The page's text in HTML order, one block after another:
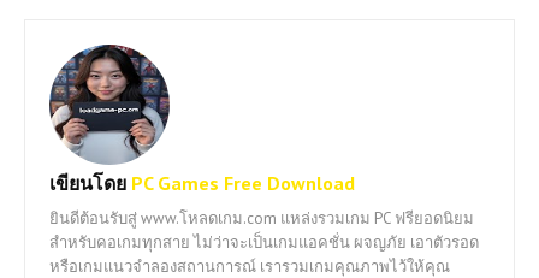
เขียนโดย PC Games Free Download
ยินดีต้อนรับสู่ www.โหลดเกม.com แหล่งรวมเกม PC ฟรียอดนิยม
สำหรับคอเกมทุกสาย ไม่ว่าจะเป็นเกมแอคชั่น ผจญภัย เอาตัวรอด
หรือเกมแนวจำลองสถานการณ์ เรารวมเกมคุณภาพไว้ให้คุณ